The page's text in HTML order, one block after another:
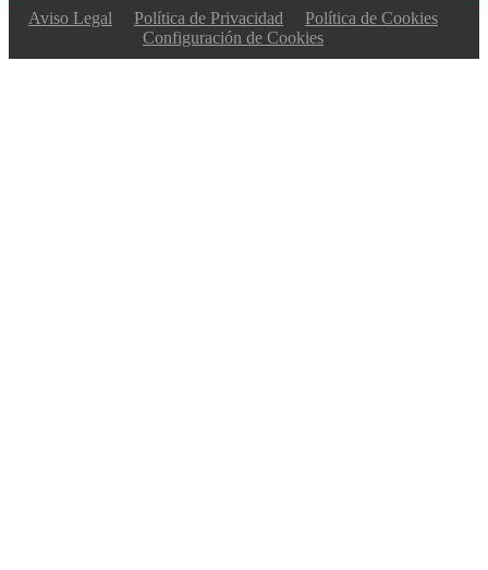
Aviso Legal Política de Privacidad
Política de Cookies
Configuración de Cookies